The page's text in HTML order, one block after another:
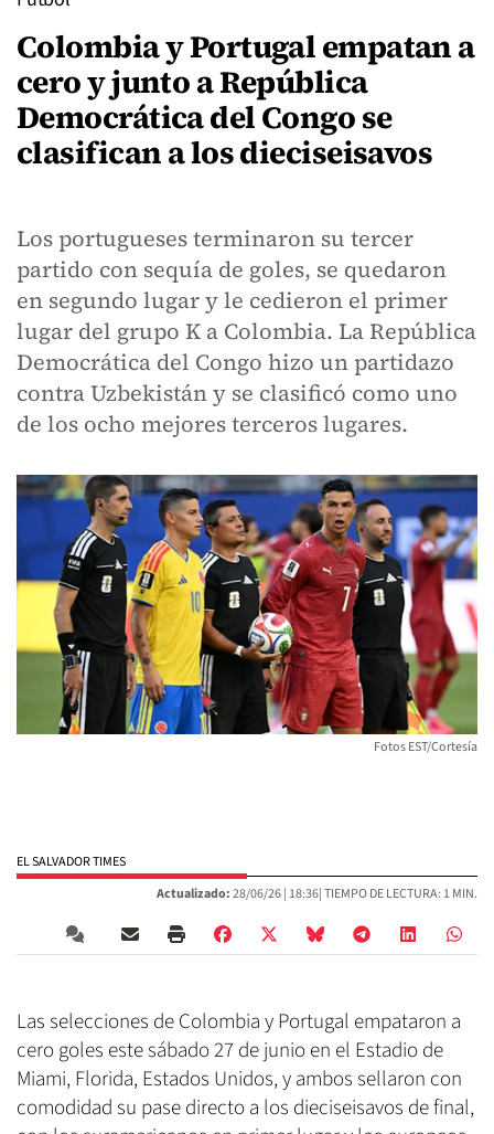
Colombia y Portugal empatan a
cero y junto a República
Democrática del Congo se
clasifican a los dieciseisavos
Los portugueses terminaron su tercer
partido con sequía de goles, se quedaron
en segundo lugar y le cedieron el primer
lugar del grupo K a Colombia. La República
Democrática del Congo hizo un partidazo
contra Uzbekistán y se clasificó como uno
de los ocho mejores terceros lugares.
Fotos EST/Cortesía
EL SALVADOR TIMES
Actualizado:28/06/26 | 18:36| TIEMPO DE LECTURA: 1 MIN.
Las selecciones de Colombia y Portugal empataron a
cero goles este sábado 27 de junio en el Estadio de
Miami, Florida, Estados Unidos, y ambos sellaron con
comodidad su pase directo a los dieciseisavos de final,